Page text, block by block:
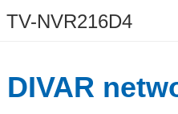
NVR216D4
DIVAR